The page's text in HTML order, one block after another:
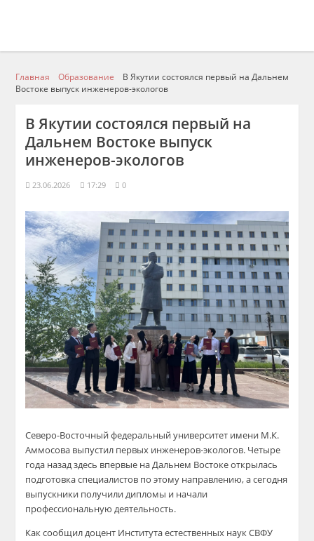
Главная Образование
В Якутии состоялся первый на Дальнем
Востоке выпуск инженеров-экологов
В Якутии состоялся первый на
Дальнем Востоке выпуск
инженеров-экологов
23.06.2026 17:29 0
Северо-Восточный федеральный университет имени М.К.
Аммосова выпустил первых инженеров-экологов. Четыре
года назад здесь впервые на Дальнем Востоке открылась
подготовка специалистов по этому направлению, а сегодня
выпускники получили дипломы и начали
профессиональную деятельность.
Как сообщил доцент Института естественных наук СВФУ